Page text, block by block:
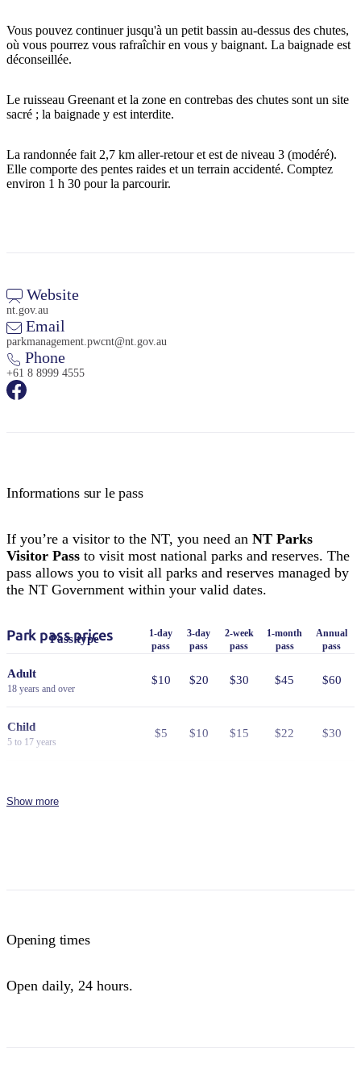
Rechercher:
up
Vous pouvez continuer jusqu'à un petit bassin au-dessus des chutes,
où vous pourrez vous rafraîchir en vous y baignant. La baignade est
déconseillée.
Le ruisseau Greenant et la zone en contrebas des chutes sont un site
sacré ; la baignade y est interdite.
La randonnée fait 2,7 km aller-retour et est de niveau 3 (modéré).
Elle comporte des pentes raides et un terrain accidenté. Comptez
environ 1 h 30 pour la parcourir.
Website
nt.gov.au
Email
parkmanagement.pwcnt@nt.gov.au
Phone
+61 8 8999 4555
Informations sur le pass
If you’re a visitor to the NT, you need an NT Parks
Visitor Pass to visit most national parks and reserves. The
pass allows you to visit all parks and reserves managed by
the NT Government within your valid dates.
Park pass prices
Pass type
1-day
pass
3-day
pass
2-week
pass
1-month
pass
Annual
pass
Adult
18 years and over
$10 $20 $30 $45 $60
Child
5 to 17 years
$5 $10 $15 $22 $30
2 adults and 4 children
Show more
Opening times
Open daily, 24 hours.